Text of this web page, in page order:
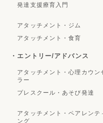
発達支援療育入門
アタッチメント・ジム
アタッチメント・食育
・エントリー/アドバンス
アタッチメント・心理カウン
ラー
プレスクール・あそび発達
アタッチメント・ペアレンテ
ング